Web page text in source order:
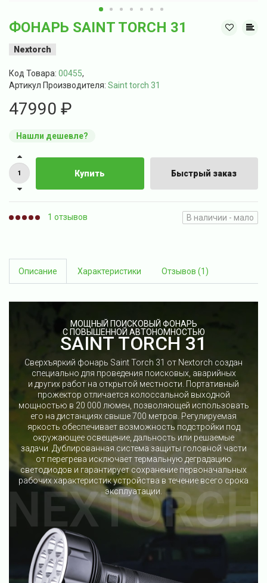
ФОНАРЬ SAINT TORCH 31
Nextorch
Код Товара: 00455,
Артикул Производителя: Saint torch 31
47990 ₽
Нашли дешевле?
Купить Быстрый заказ
1 отзывов В наличии - мало
Описание Характеристики Отзывов (1)
МОЩНЫЙ ПОИСКОВЫЙ ФОНАРЬ
С ПОВЫШЕННОЙ АВТОНОМНОСТЬЮ
SAINT TORCH 31
Сверхъяркий фонарь Saint Torch 31 от Nextorch создан
специально для проведения поисковых, аварийных
и других работ на открытой местности. Портативный
прожектор отличается колоссальной выходной
мощностью в 20 000 люмен, позволяющей использовать
его на дистанциях свыше 700 метров. Регулируемая
яркость обеспечивает возможность подстройки под
окружающее освещение, дальность или решаемые
задачи. Дублированная система защиты головной части
от перегрева исключает термальную деградацию
светодиодов и гарантирует сохранение первоначальных
рабочих характеристик устройства в течение всего срока
эксплуатации.